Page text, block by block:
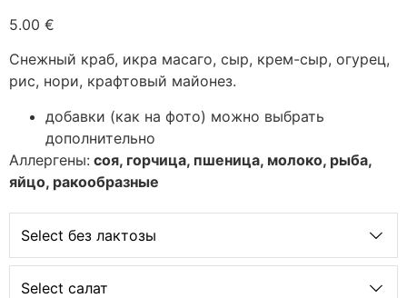
5.00 €
Снежный краб, икра масаго, сыр, крем-сыр, огурец,
рис, нори, крафтовый майонез.
добавки (как на фото) можно выбрать
дополнительно
Аллергены: соя, горчица, пшеница, молоко, рыба,
яйцо, ракообразные
Select без лактозы
Select салат